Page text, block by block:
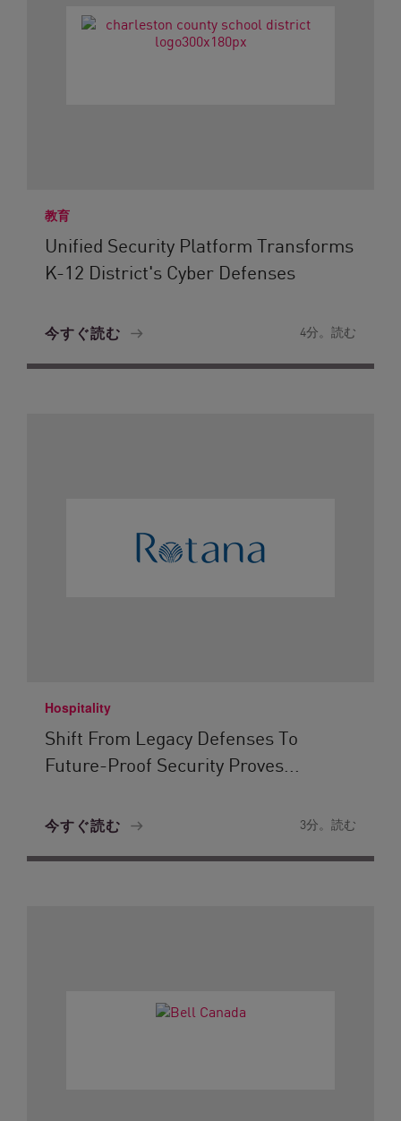
教育
Unified Security Platform Transforms
K-12 District's Cyber Defenses
今すぐ読む 4分。読む
Hospitality
Shift From Legacy Defenses To
Future-Proof Security Proves...
今すぐ読む 3分。読む